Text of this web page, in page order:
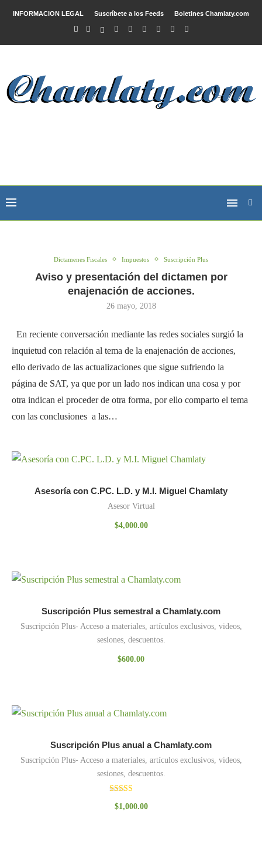
INFORMACION LEGAL Suscríbete a los Feeds Boletines Chamlaty.com
Dictamenes Fiscales Impuestos Suscripción Plus
Aviso y presentación del dictamen por
enajenación de acciones.
26 mayo, 2018
En reciente conversación mediante las redes sociales surgió la
inquietud con relación al tema de la enajenación de acciones,
ello derivado de las actualizaciones que sigue sufriendo la
página de SAT, ya que por un lado nos indican una cosa y por
otra indican el proceder de otra forma, por ello comparto el tema
con las conclusiones a las…
Asesoría con C.PC. L.D. y M.I. Miguel Chamlaty
Asesor Virtual
$4,000.00
Suscripción Plus semestral a Chamlaty.com
Suscripción Plus- Acceso a materiales, artículos exclusivos, videos,
sesiones, descuentos.
$600.00
Suscripción Plus anual a Chamlaty.com
Suscripción Plus- Acceso a materiales, artículos exclusivos, videos,
sesiones, descuentos.
con
$1,000.00